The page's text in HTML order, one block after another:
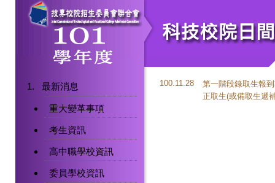
最新消息
重大變革事項
考生資訊
高中職學校資訊
委員學校資訊
100.11.28
第一階段錄取生報
正取生(或備取生遞